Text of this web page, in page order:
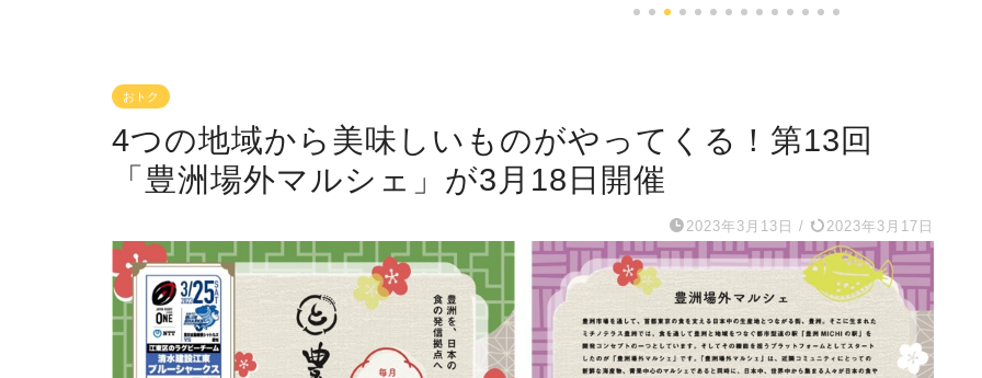
おトク
4つの地域から美味しいものがやってくる！第13回
「豊洲場外マルシェ」が3月18日開催
2023年3月13日 / 2023年3月17日